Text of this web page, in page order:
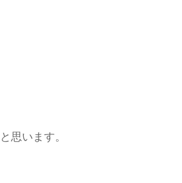
思います。